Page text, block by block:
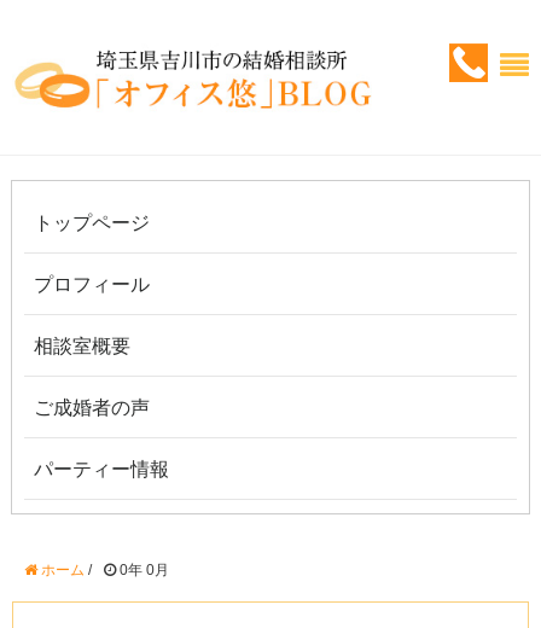
トップページ
プロフィール
相談室概要
ご成婚者の声
パーティー情報
ホーム / 0年 0月